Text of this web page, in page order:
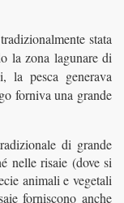
stata
la zona lagunare di
la pesca generava
forniva una grande
di grande
nelle risaie (dove si
animali e vegetali
forniscono anche